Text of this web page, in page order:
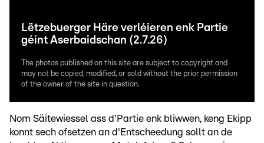
Lëtzebuerger Häre verléieren enk Partie
géint Aserbaidschan (2.7.26)
The photos published on this site are subject to copyright and
may not be copied, modified, or sold without the prior permission
of the owner of the site in question.
Nom Säitewiessel ass d'Partie enk bliwwen, keng Ekipp
konnt sech ofsetzen an d'Entscheedung sollt an de